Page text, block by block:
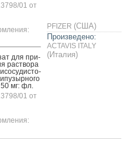
01 от
для при­
рас­тво­ра
мг: фл.
01 от
PFIZER (США)
Произведено:
ACTAVIS ITALY
(Италия)